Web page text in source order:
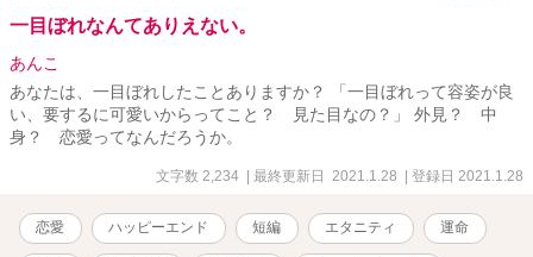
一目ぼれなんてありえない。
あんこ
あなたは、一目ぼれしたことありますか？ 「一目ぼれって容姿が良
い、要するに可愛いからってこと？ 見た目なの？」 外見？ 中
身？ 恋愛ってなんだろうか。
文字数 2,234 | 最終更新日 2021.1.28 | 登録日 2021.1.28
恋愛 ハッピーエンド 短編 エタニティ 運命